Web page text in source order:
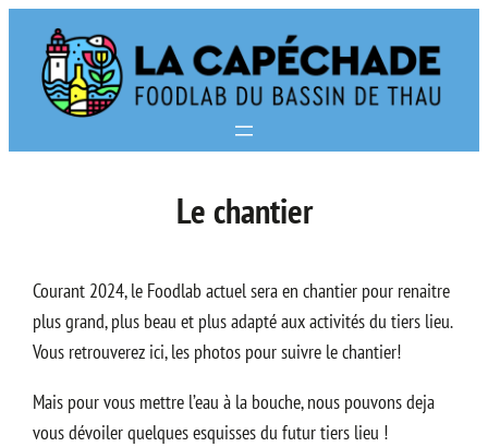
contenu
Le chantier
Courant 2024, le Foodlab actuel sera en chantier pour renaitre
plus grand, plus beau et plus adapté aux activités du tiers lieu.
Vous retrouverez ici, les photos pour suivre le chantier!
Mais pour vous mettre l’eau à la bouche, nous pouvons deja
vous dévoiler quelques esquisses du futur tiers lieu !